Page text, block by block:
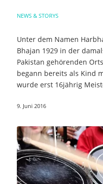
NEWS & STORYS
Unter dem Namen
Bhajan 1929 in der
Pakistan gehörenden
begann bereits als Kind
wurde erst 16jährig
9. Juni 2016